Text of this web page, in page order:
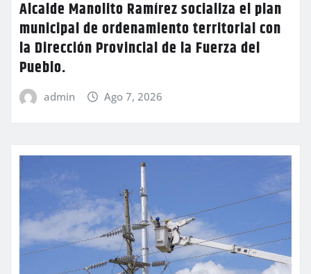
Alcalde Manolito Ramírez socializa el plan
municipal de ordenamiento territorial con
la Dirección Provincial de la Fuerza del
Pueblo.
admin Ago 7, 2026